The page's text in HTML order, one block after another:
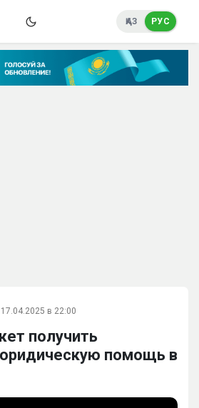
ҚАЗ РУС
17.04.2025 в 22:00
получить
помощь в